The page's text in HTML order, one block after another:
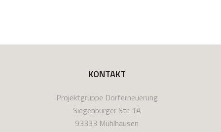
KONTAKT
Projektgruppe Dorferneuerung
Siegenburger Str. 1A
93333 Mühlhausen